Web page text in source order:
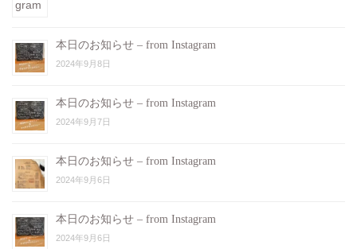
本日のお知らせ – from Instagram
2024年9月8日
本日のお知らせ – from Instagram
2024年9月7日
本日のお知らせ – from Instagram
2024年9月6日
本日のお知らせ – from Instagram
2024年9月6日